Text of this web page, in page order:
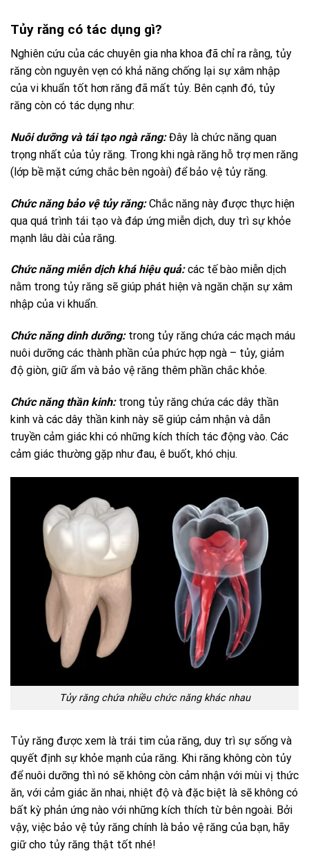
Tủy răng có tác dụng gì?
Nghiên cứu của các chuyên gia nha khoa đã chỉ ra rằng, tủy
răng còn nguyên vẹn có khả năng chống lại sự xâm nhập
của vi khuẩn tốt hơn răng đã mất tủy. Bên cạnh đó, tủy
răng còn có tác dụng như:
Nuôi dưỡng và tái tạo ngà răng:Đây là chức năng quan
trọng nhất của tủy răng. Trong khi ngà răng hỗ trợ men răng
(lớp bề mặt cứng chắc bên ngoài) để bảo vệ tủy răng.
Chức năng bảo vệ tủy răng:Chắc năng này được thực hiện
qua quá trình tái tạo và đáp ứng miễn dịch, duy trì sự khỏe
mạnh lâu dài của răng.
Chức năng miễn dịch khá hiệu quả:các tế bào miễn dịch
nằm trong tủy răng sẽ giúp phát hiện và ngăn chặn sự xâm
nhập của vi khuẩn.
Chức năng dinh dưỡng:trong tủy răng chứa các mạch máu
nuôi dưỡng các thành phần của phức hợp ngà – tủy, giảm
độ giòn, giữ ẩm và bảo vệ răng thêm phần chắc khỏe.
Chức năng thần kinh:trong tủy răng chứa các dây thần
kinh và các dây thần kinh này sẽ giúp cảm nhận và dẫn
truyền cảm giác khi có những kích thích tác động vào. Các
cảm giác thường gặp như đau, ê buốt, khó chịu.
Tủy răng chứa nhiều chức năng khác nhau
Tủy răng được xem là trái tim của răng, duy trì sự sống và
quyết định sự khỏe mạnh của răng. Khi răng không còn tủy
để nuôi dưỡng thì nó sẽ không còn cảm nhận với mùi vị thức
ăn, với cảm giác ăn nhai, nhiệt độ và đặc biệt là sẽ không có
bất kỳ phản ứng nào với những kích thích từ bên ngoài. Bởi
vậy, việc bảo vệ tủy răng chính là bảo vệ răng của bạn, hãy
giữ cho tủy răng thật tốt nhé!